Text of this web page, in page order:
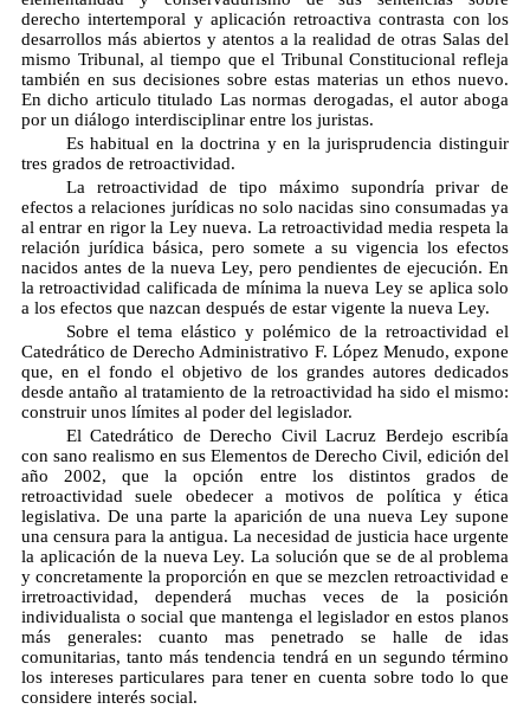
derecho intertemporal y aplicación retroactiva contrasta con los
desarrollos más abiertos y atentos a la realidad de otras Salas del
mismo Tribunal, al tiempo que el Tribunal Constitucional refleja
también en sus decisiones sobre estas materias un ethos nuevo.
En dicho articulo titulado Las normas derogadas, el autor aboga
por un diálogo interdisciplinar entre los juristas.
Es habitual en la doctrina y en la jurisprudencia distinguir
tres grados de retroactividad.
La retroactividad de tipo máximo supondría privar de
efectos a relaciones jurídicas no solo nacidas sino consumadas ya
al entrar en rigor la Ley nueva. La retroactividad media respeta la
relación jurídica básica, pero somete a su vigencia los efectos
nacidos antes de la nueva Ley, pero pendientes de ejecución. En
la retroactividad calificada de mínima la nueva Ley se aplica solo
a los efectos que nazcan después de estar vigente la nueva Ley.
Sobre el tema elástico y polémico de la retroactividad el
Catedrático de Derecho Administrativo F. López Menudo, expone
que, en el fondo el objetivo de los grandes autores dedicados
desde antaño al tratamiento de la retroactividad ha sido el mismo:
construir unos límites al poder del legislador.
El Catedrático de Derecho Civil Lacruz Berdejo escribía
con sano realismo en sus Elementos de Derecho Civil, edición del
año 2002, que la opción entre los distintos grados de
retroactividad suele obedecer a motivos de política y ética
legislativa. De una parte la aparición de una nueva Ley supone
una censura para la antigua. La necesidad de justicia hace urgente
la aplicación de la nueva Ley. La solución que se de al problema
y concretamente la proporción en que se mezclen retroactividad e
irretroactividad, dependerá muchas veces de la posición
individualista o social que mantenga el legislador en estos planos
más generales: cuanto mas penetrado se halle de idas
comunitarias, tanto más tendencia tendrá en un segundo término
los intereses particulares para tener en cuenta sobre todo lo que
considere interés social.